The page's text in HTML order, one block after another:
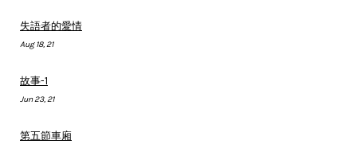
失語者的愛情
Aug 18, 21
故事-1
Jun 23, 21
第五節車廂